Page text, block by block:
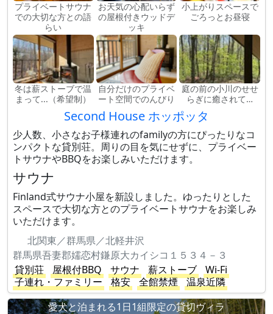
プライベートサウナ
での大切な方との語
らい
お天気の心配いらず
の屋根付きウッドデ
ッキ
小上がりスペースで
ごろっとお昼寝
冬は薪ストーブで温
まって...（希望制）
自分だけのプライベ
ート空間でのんびり
庭の前の小川のせせ
らぎに癒されて…
Second House ホッポッタ
少人数、小さなお子様連れのfamilyの方にぴったりなコ
ンパクトな貸別荘。周りの目を気にせずに、プライベー
トサウナやBBQをお楽しみいただけます。
サウナ
Finland式サウナ小屋を新設しました。ゆったりとした
スペースで大切な方とのプライベートサウナをお楽しみ
いただけます。
北関東／群馬県／北軽井沢
群馬県吾妻郡嬬恋村鎌原大カイシコ１５３４－３
貸別荘
屋根付BBQ サウナ 薪ストーブ
Wi-Fi
子連れ・ファミリー
格安 全館禁煙
温泉近隣
愛犬と泊まれる1日1組限定の貸切ヴィラ